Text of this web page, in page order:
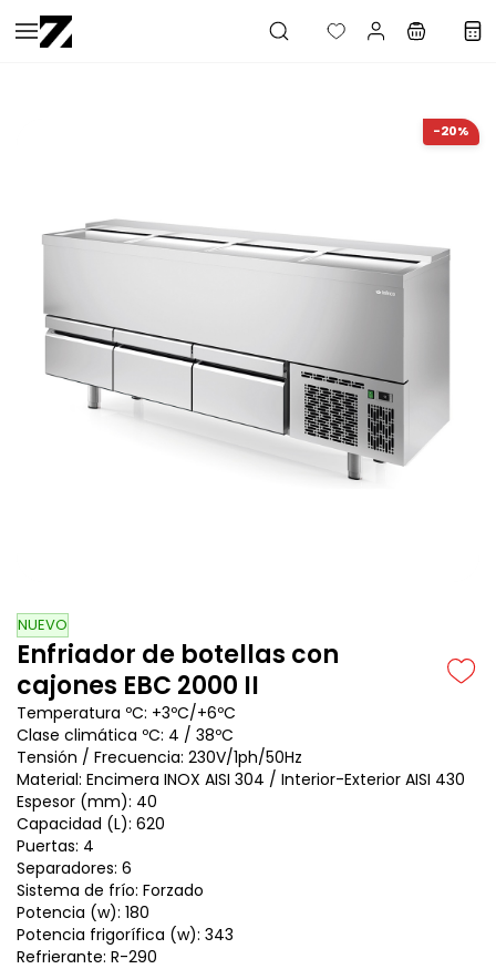
Saltar al
contenido
-20%
NUEVO
Enfriador de botellas con
cajones EBC 2000 II
Temperatura ºC: +3ºC/+6ºC
Clase climática ºC: 4 / 38ºC
Tensión / Frecuencia: 230V/1ph/50Hz
Material: Encimera INOX AISI 304 / Interior-Exterior AISI 430
Espesor (mm): 40
Capacidad (L): 620
Puertas: 4
Separadores: 6
Sistema de frío: Forzado
Potencia (w): 180
Potencia frigorífica (w): 343
Refrierante: R-290